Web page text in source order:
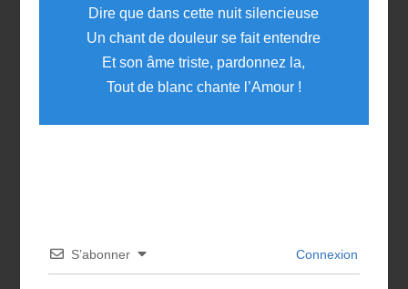
Dire que dans cette nuit silencieuse
Un chant de douleur se fait entendre
Et son âme triste, pardonnez la,
Tout de blanc chante l’Amour !
S’abonner Connexion